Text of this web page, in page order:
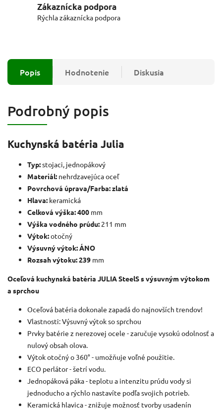
Zákaznícka podpora
Rýchla zákaznícka podpora
Popis Hodnotenie Diskusia
Podrobný popis
Kuchynská batéria Julia
Typ:stojaci, jednopákový
Materiál: nehrdzavejúca oceľ
Povrchová úprava/Farba: zlatá
Hlava: keramická
Celková výška: 400 mm
Výška vodného prúdu: 211 mm
Výtok:otočný
Výsuvný výtok: ÁNO
Rozsah výtoku: 239 mm
Oceľová kuchynská batéria JULIA SteelS s výsuvným výtokom
a sprchou
Oceľová batéria dokonale zapadá do najnovších trendov!
Vlastnosti: Výsuvný výtok so sprchou
Prvky batérie z nerezovej ocele - zaručuje vysokú odolnosť a
nulový obsah olova.
Výtok otočný o 360° - umožňuje voľné použitie.
ECO perlátor - šetrí vodu.
Jednopáková páka - teplotu a intenzitu prúdu vody si
jednoducho a rýchlo nastavíte podľa svojich potrieb.
Keramická hlavica - znižuje možnosť tvorby usadenín